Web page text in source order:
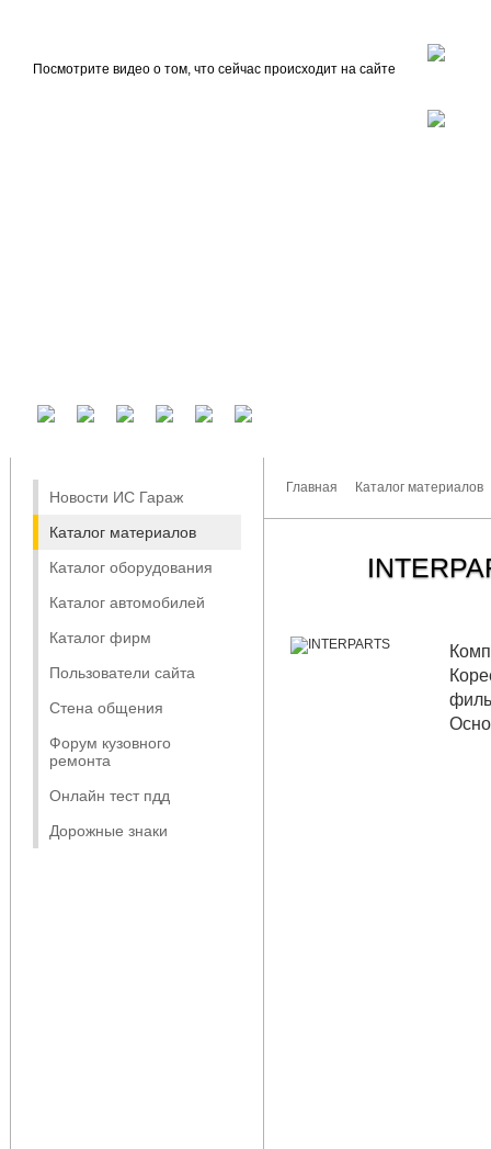
Посмотрите видео о том, что сейчас происходит на сайте
Новости ИС Гараж
Каталог материалов
Каталог оборудования
Каталог автомобилей
Каталог фирм
Пользователи сайта
Стена общения
Форум кузовного
ремонта
Онлайн тест пдд
Дорожные знаки
Главная Каталог материалов